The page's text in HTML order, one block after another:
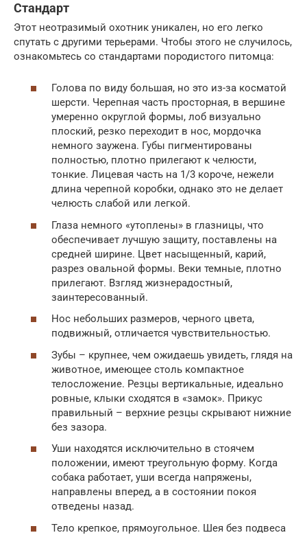
Стандарт
Этот неотразимый охотник уникален, но его легко
спутать с другими терьерами. Чтобы этого не случилось,
ознакомьтесь со стандартами породистого питомца:
Голова по виду большая, но это из-за косматой
шерсти. Черепная часть просторная, в вершине
умеренно округлой формы, лоб визуально
плоский, резко переходит в нос, мордочка
немного заужена. Губы пигментированы
полностью, плотно прилегают к челюсти,
тонкие. Лицевая часть на 1/3 короче, нежели
длина черепной коробки, однако это не делает
челюсть слабой или легкой.
Глаза немного «утоплены» в глазницы, что
обеспечивает лучшую защиту, поставлены на
средней ширине. Цвет насыщенный, карий,
разрез овальной формы. Веки темные, плотно
прилегают. Взгляд жизнерадостный,
заинтересованный.
Нос небольших размеров, черного цвета,
подвижный, отличается чувствительностью.
Зубы – крупнее, чем ожидаешь увидеть, глядя на
животное, имеющее столь компактное
телосложение. Резцы вертикальные, идеально
ровные, клыки сходятся в «замок». Прикус
правильный – верхние резцы скрывают нижние
без зазора.
Уши находятся исключительно в стоячем
положении, имеют треугольную форму. Когда
собака работает, уши всегда напряжены,
направлены вперед, а в состоянии покоя
отведены назад.
Тело крепкое, прямоугольное. Шея без подвеса